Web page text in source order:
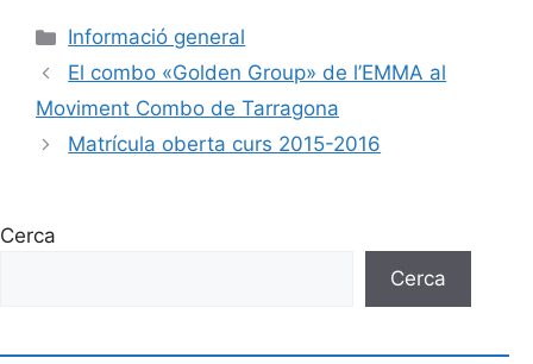
Informació general
El combo «Golden Group» de l’EMMA al
Moviment Combo de Tarragona
Matrícula oberta curs 2015-2016
Cerca
Cerca